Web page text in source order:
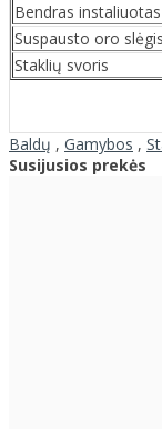
Bendras
Suspausto oro slėgis
Staklių svoris
Baldų , Gamybos ,
Susijusios prekės